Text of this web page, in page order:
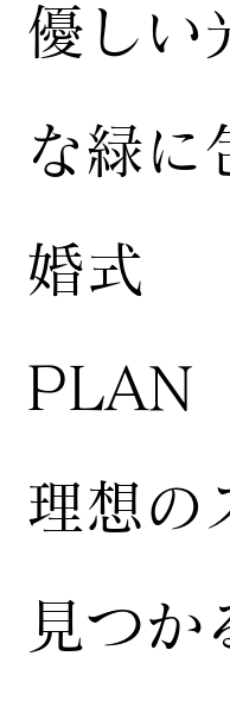
優しい
な緑に
婚式
​PLAN
理想の
見つか